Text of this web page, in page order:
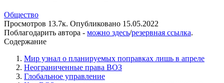
Общество
Просмотров 13.7к. Опубликовано 15.05.2022
Поблагодарить автора - можно здесь/резервная ссылка.
Содержание
Мир узнал о планируемых поправках лишь в апреле
Неограниченные права ВОЗ
Глобальное управление